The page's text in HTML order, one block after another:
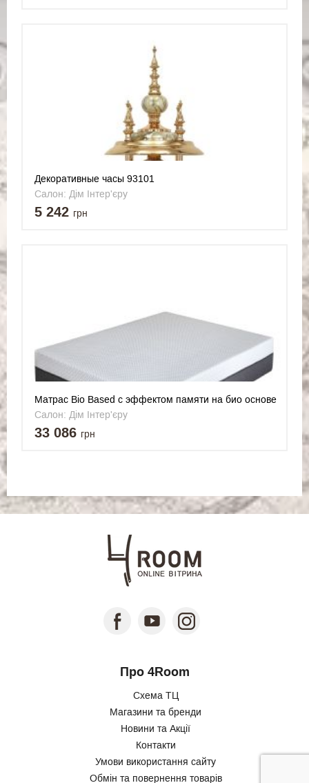
Декоративные часы 93101
Салон: Дім Інтер'єру
5 242 грн
Матрас Bio Based с эффектом памяти на био основе
180*200 Sueño (Sueno)
Салон: Дім Інтер'єру
33 086 грн
Про 4Room
Схема ТЦ
Магазини та бренди
Новини та Акції
Контакти
Умови використання сайту
Обмін та повернення товарів